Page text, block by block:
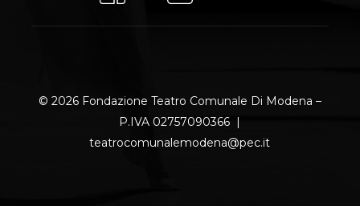
© 2026 Fondazione Teatro Comunale Di Modena –
P.IVA 02757090366 |
teatrocomunalemodena@pec.it